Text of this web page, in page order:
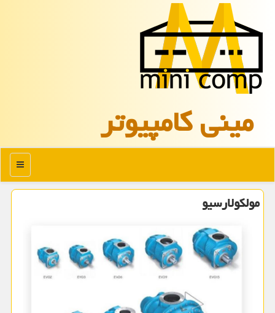
مینی كامپیوتر
منو
مولکولارسیو